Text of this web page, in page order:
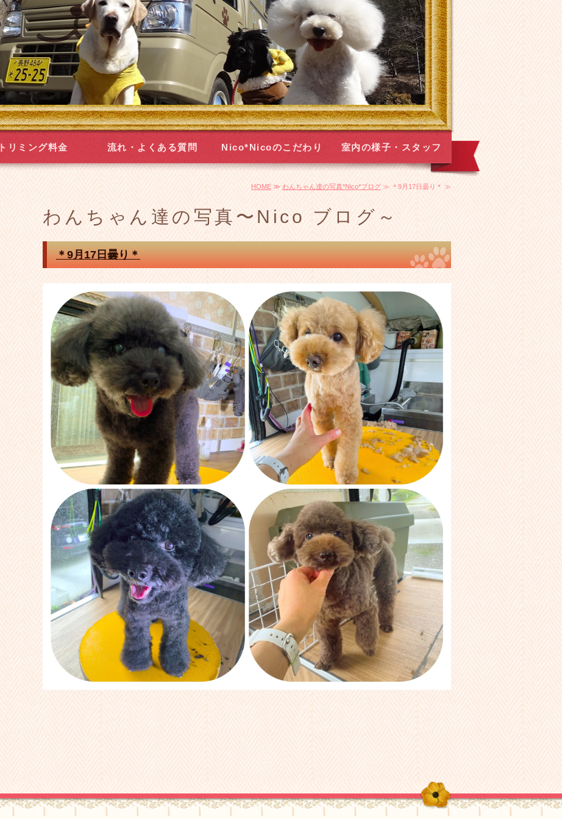
トリミング料金 流れ・よくある質問 Nico*Nicoのこだわり 室内の様子・スタッフ
HOME ≫ わんちゃん達の写真*Nico*ブログ ≫ ＊9月17日曇り＊ ≫
わんちゃん達の写真〜Nico ブログ～
＊9月17日曇り＊